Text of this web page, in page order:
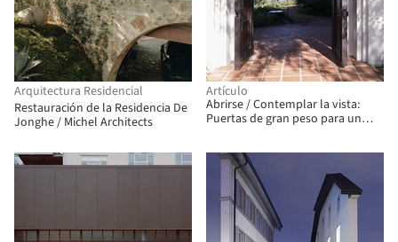
Arquitectura Residencial
Restauración de la Residencia De
Jonghe / Michel Architects
Artículo
Abrirse / Contemplar la vista:
Puertas de gran peso para un